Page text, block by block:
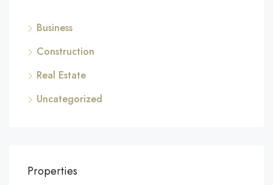
Business
Construction
Real Estate
Uncategorized
Properties